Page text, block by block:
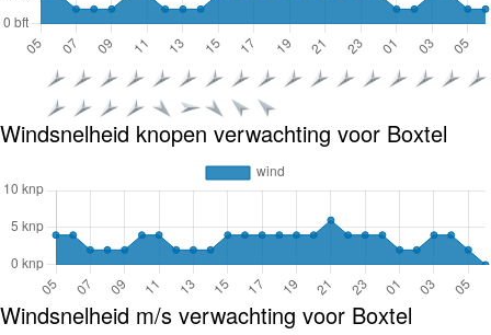
Windsnelheid knopen verwachting voor Boxtel
Windsnelheid m/s verwachting voor Boxtel